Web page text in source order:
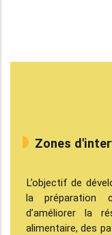
Zones
L’objectif de
la préparation
d’améliorer la
alimentaire, des